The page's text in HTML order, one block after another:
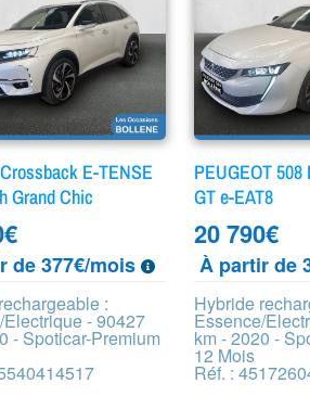
E-TENSE
Grand Chic
€
de 377€/mois
:
- 90427
- Spoticar-Premium
PEUGEOT
GT e-EAT8
20 790€
À partir de
Hybride
Essence/
km - 2020 -
12 Mois
Réf. :